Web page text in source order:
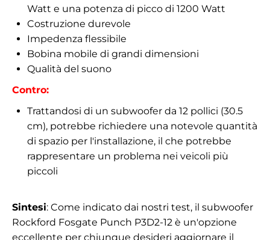
Watt e una potenza di picco di 1200 Watt
Costruzione durevole
Impedenza flessibile
Bobina mobile di grandi dimensioni
Qualità del suono
Contro:
Trattandosi di un subwoofer da 12 pollici (30.5
cm), potrebbe richiedere una notevole quantità
di spazio per l'installazione, il che potrebbe
rappresentare un problema nei veicoli più
piccoli
Sintesi: Come indicato dai nostri test, il subwoofer
Rockford Fosgate Punch P3D2-12 è un'opzione
eccellente per chiunque desideri aggiornare il